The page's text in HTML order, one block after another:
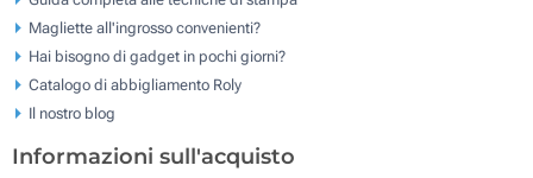
Magliette all'ingrosso convenienti?
Hai bisogno di gadget in pochi giorni?
Catalogo di abbigliamento Roly
Il nostro blog
Informazioni sull'acquisto